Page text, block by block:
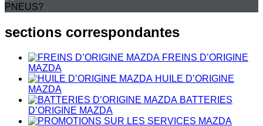
sections correspondantes
FREINS D’ORIGINE
MAZDA
HUILE D’ORIGINE
MAZDA
BATTERIES
D’ORIGINE MAZDA